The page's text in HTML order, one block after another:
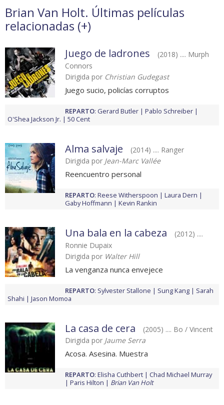
Brian Van Holt. Últimas películas
relacionadas (+)
Juego de ladrones
(2018) .... Murph
Connors
Dirigida por Christian Gudegast
Juego sucio, policías corruptos
REPARTO: Gerard Butler
Pablo Schreiber
O'Shea Jackson Jr.
50 Cent
Alma salvaje
(2014) .... Ranger
Dirigida por Jean-Marc Vallée
Reencuentro personal
REPARTO: Reese Witherspoon
Laura Dern
Gaby Hoffmann
Kevin Rankin
Una bala en la cabeza
(2012) ....
Ronnie Dupaix
Dirigida por Walter Hill
La venganza nunca envejece
REPARTO: Sylvester Stallone Sung Kang
Sarah
Shahi
Jason Momoa
La casa de cera
(2005) .... Bo / Vincent
Dirigida por Jaume Serra
Acosa. Asesina. Muestra
REPARTO: Elisha Cuthbert
Chad Michael Murray
Paris Hilton
Brian Van Holt